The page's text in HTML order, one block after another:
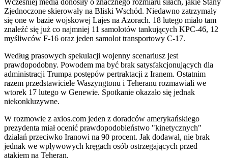
Zjednoczone skierowały na Bliski Wschód. Niedawno zatrzymały
się one w bazie wojskowej Lajes na Azorach. 18 lutego miało tam
znaleźć się już co najmniej 11 samolotów tankujących KPC-46, 12
myśliwców F-16 oraz jeden samolot transportowy C-17.
Według prasowych spekulacji wojenny scenariusz jest
prawdopodobny. Powodem ma być brak satysfakcjonujących dla
administracji Trumpa postępów pertraktacji z Iranem. Ostatnim
razem przedstawiciele Waszyngtonu i Teheranu rozmawiali we
wtorek 17 lutego w Genewie. Spotkanie okazało się jednak
niekonkluzywne.
W rozmowie z axios.com jeden z doradców amerykańskiego
prezydenta miał ocenić prawdopodobieństwo "kinetycznych"
działań przeciwko Iranowi na 90 procent. Jak dodawał, nie brak
jednak we wpływowych kręgach osób ostrzegających przed
atakiem na Teheran.